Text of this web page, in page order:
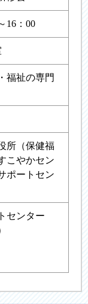
16：00
福祉の専門
所（保健福
こやかセン
ポートセン
センター